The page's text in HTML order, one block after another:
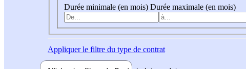
Durée minimale (en mois) Durée maximale (en mois)
Appliquerle filtre du type de contrat